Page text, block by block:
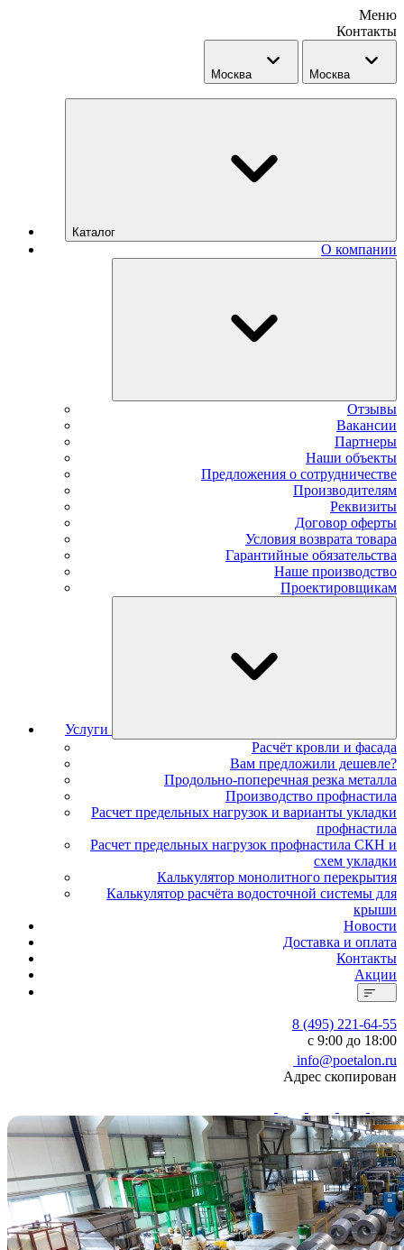
Меню
Контакты
Москва Москва
Каталог
О компании
Отзывы
Вакансии
Партнеры
Наши объекты
Предложения о сотрудничестве
Производителям
Реквизиты
Договор оферты
Условия возврата товара
Гарантийные обязательства
Наше производство
Проектировщикам
Услуги
Расчёт кровли и фасада
Вам предложили дешевле?
Продольно-поперечная резка металла
Производство профнастила
Расчет предельных нагрузок и варианты укладки
профнастила
Расчет предельных нагрузок профнастила СКН и
схем укладки
Калькулятор монолитного перекрытия
Калькулятор расчёта водосточной системы для
крыши
Новости
Доставка и оплата
Контакты
Акции
8 (495) 221-64-55
с 9:00 до 18:00
info@poetalon.ru
Адрес скопирован